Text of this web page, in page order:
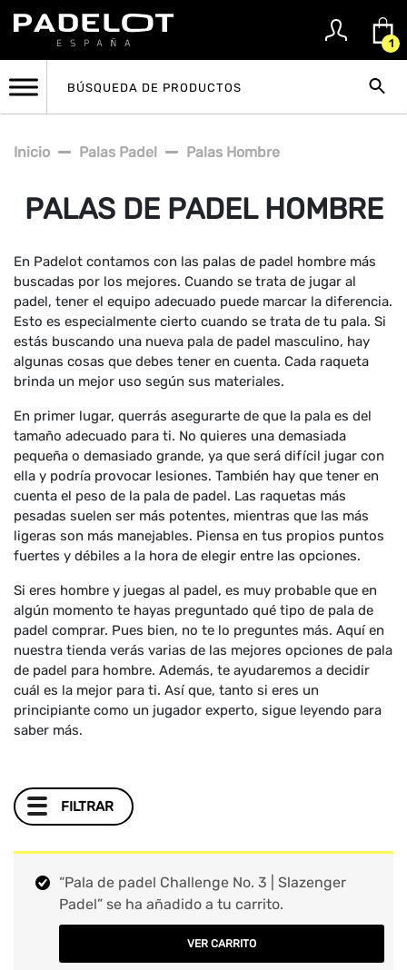
1
Inicio Palas Padel Palas Hombre
PALAS DE PADEL HOMBRE
En Padelot contamos con las palas de padel hombre más
buscadas por los mejores. Cuando se trata de jugar al
padel, tener el equipo adecuado puede marcar la diferencia.
Esto es especialmente cierto cuando se trata de tu pala. Si
estás buscando una nueva pala de padel masculino, hay
algunas cosas que debes tener en cuenta. Cada raqueta
brinda un mejor uso según sus materiales.
En primer lugar, querrás asegurarte de que la pala es del
tamaño adecuado para ti. No quieres una demasiada
pequeña o demasiado grande, ya que será difícil jugar con
ella y podría provocar lesiones. También hay que tener en
cuenta el peso de la pala de padel. Las raquetas más
pesadas suelen ser más potentes, mientras que las más
ligeras son más manejables. Piensa en tus propios puntos
fuertes y débiles a la hora de elegir entre las opciones.
Si eres hombre y juegas al padel, es muy probable que en
algún momento te hayas preguntado qué tipo de pala de
padel comprar. Pues bien, no te lo preguntes más. Aquí en
nuestra tienda verás varias de las mejores opciones de pala
de padel para hombre. Además, te ayudaremos a decidir
cuál es la mejor para ti. Así que, tanto si eres un
principiante como un jugador experto, sigue leyendo para
saber más.
FILTRAR
MARCA +
FORMA
COLOR
VER CARRITO
“Pala de padel Challenge No. 3 | Slazenger
Padel” se ha añadido a tu carrito.